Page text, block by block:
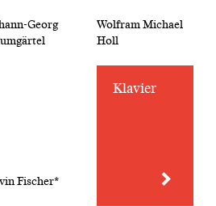
Georg
Wolfram Michael
Holl
Fischer*
Klavier